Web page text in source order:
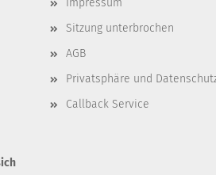
Impressum
Sitzung unterbrochen
AGB
Privatsphäre und
Callback Service